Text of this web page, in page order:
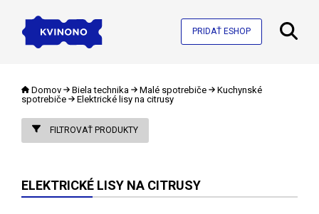
PRIDAŤ ESHOP
Domov Biela technika Malé spotrebiče
Kuchynské
spotrebiče
Elektrické lisy na citrusy
FILTROVAŤ PRODUKTY
ELEKTRICKÉ LISY NA CITRUSY